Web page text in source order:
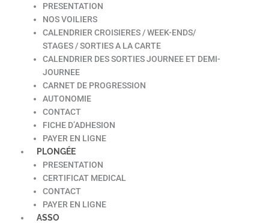
PRESENTATION
NOS VOILIERS
CALENDRIER CROISIERES / WEEK-ENDS/
STAGES / SORTIES A LA CARTE
CALENDRIER DES SORTIES JOURNEE ET DEMI-
JOURNEE
CARNET DE PROGRESSION
AUTONOMIE
CONTACT
FICHE D’ADHESION
PAYER EN LIGNE
PLONGÉE
PRESENTATION
CERTIFICAT MEDICAL
CONTACT
PAYER EN LIGNE
ASSO